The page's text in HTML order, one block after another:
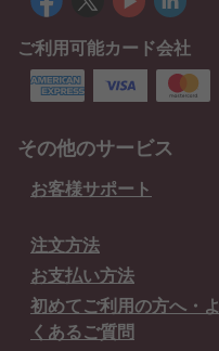
ご利用可能カード会社
その他のサービス
お客様サポート
注文方法
お支払い方法
初めてご利用の方へ・よ
くあるご質問